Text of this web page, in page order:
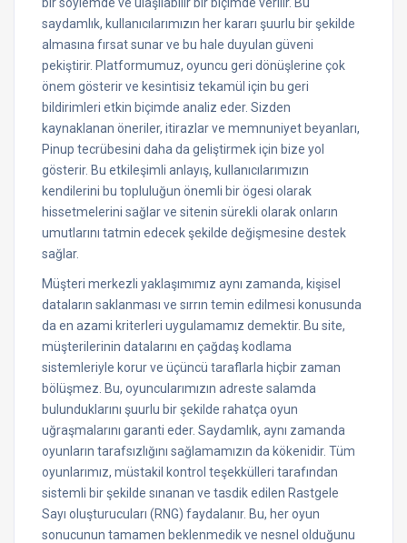
saydamlık, kullanıcılarımızın her kararı şuurlu bir şekilde
almasına fırsat sunar ve bu hale duyulan güveni
pekiştirir. Platformumuz, oyuncu geri dönüşlerine çok
önem gösterir ve kesintisiz tekamül için bu geri
bildirimleri etkin biçimde analiz eder. Sizden
kaynaklanan öneriler, itirazlar ve memnuniyet beyanları,
Pinup tecrübesini daha da geliştirmek için bize yol
gösterir. Bu etkileşimli anlayış, kullanıcılarımızın
kendilerini bu topluluğun önemli bir ögesi olarak
hissetmelerini sağlar ve sitenin sürekli olarak onların
umutlarını tatmin edecek şekilde değişmesine destek
sağlar.
Müşteri merkezli yaklaşımımız aynı zamanda, kişisel
dataların saklanması ve sırrın temin edilmesi konusunda
da en azami kriterleri uygulamamız demektir. Bu site,
müşterilerinin datalarını en çağdaş kodlama
sistemleriyle korur ve üçüncü taraflarla hiçbir zaman
bölüşmez. Bu, oyuncularımızın adreste salamda
bulunduklarını şuurlu bir şekilde rahatça oyun
uğraşmalarını garanti eder. Saydamlık, aynı zamanda
oyunların tarafsızlığını sağlamamızın da kökenidir. Tüm
oyunlarımız, müstakil kontrol teşekkülleri tarafından
sistemli bir şekilde sınanan ve tasdik edilen Rastgele
Sayı oluşturucuları (RNG) faydalanır. Bu, her oyun
sonucunun tamamen beklenmedik ve nesnel olduğunu